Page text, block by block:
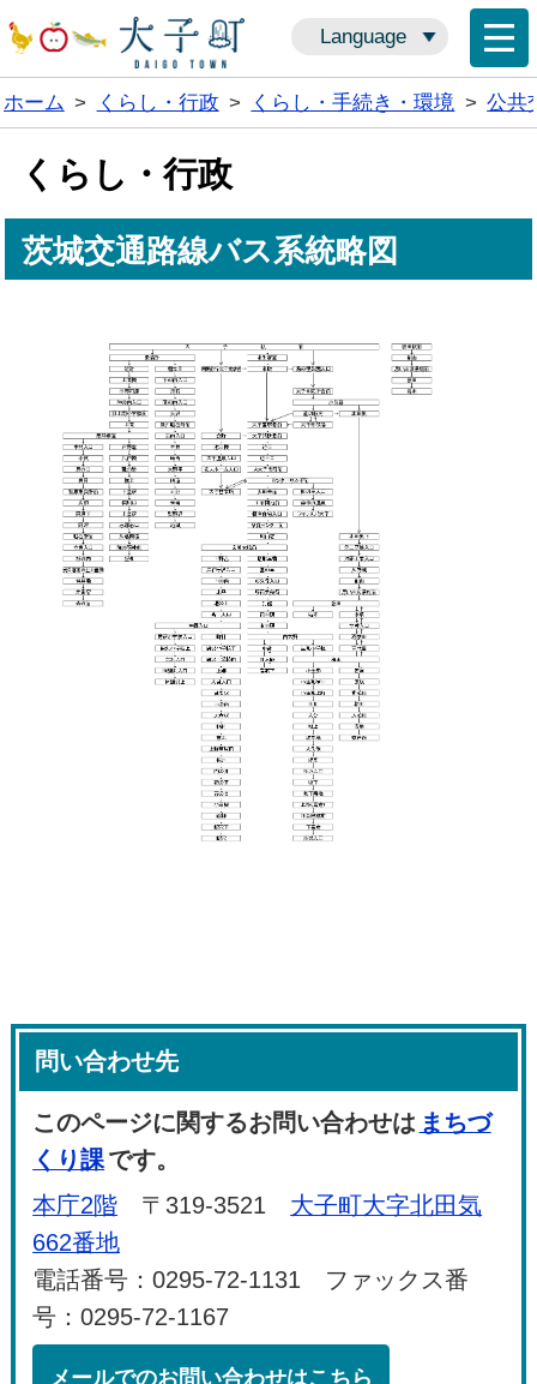
Language
ホーム > くらし・行政 > くらし・手続き・環境 > 公共
くらし・行政
茨城交通路線バス系統略図
問い合わせ先
このページに関するお問い合わせは まちづ
くり課です。
本庁2階 〒319-3521 大子町大字北田気
662番地
電話番号：0295-72-1131 ファックス番
号：0295-72-1167
メールでのお問い合わせはこちら